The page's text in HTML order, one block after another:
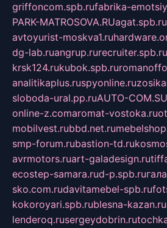
griffoncom.spb.rufabrika-
PARK-MATROSOVA.RUagat.spb.ru
avtoyurist-moskva1.ru
dg-lab.ruangrup.rurecruiter.spb.ru
krsk124.rukubok.spb.ru
analitikaplus.ruspyonline.ru
sloboda-ural.pp.ruAUTO-COM.SU
online-z.comaromat-vostoka.ru
mobilvest.rubbd.net.ru
smp-forum.rubastion-td.ru
avrmotors.ruart-galadesign.ru
ecostep-samara.rud-p.spb.ru
sko.com.rudavitamebel-spb.ru
kokoroyari.spb.rublesna-kazan.ru
lenderoq.rusergeydobrin.ru